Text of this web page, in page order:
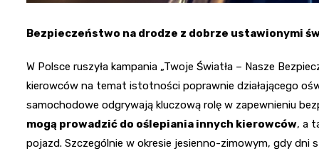
Bezpieczeństwo na drodze z dobrze ustawionymi
W Polsce ruszyła kampania „Twoje Światła – Nasze
kierowców na temat istotności poprawnie działającego
samochodowe odgrywają kluczową rolę w zapewnieniu
mogą prowadzić do oślepiania innych kierowców, a
pojazd. Szczególnie w okresie jesienno-zimowym, gdy